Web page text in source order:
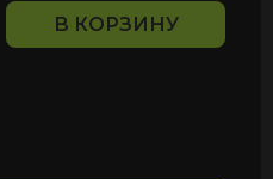
В КОРЗИНУ